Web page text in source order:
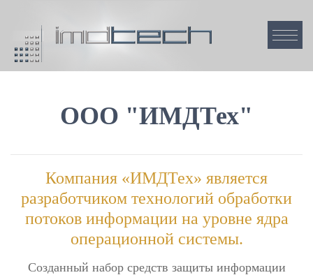
ООО "ИМДТех"
Компания «ИМДТех» является
разработчиком технологий обработки
потоков информации на уровне ядра
операционной системы.
Созданный набор средств защиты информации